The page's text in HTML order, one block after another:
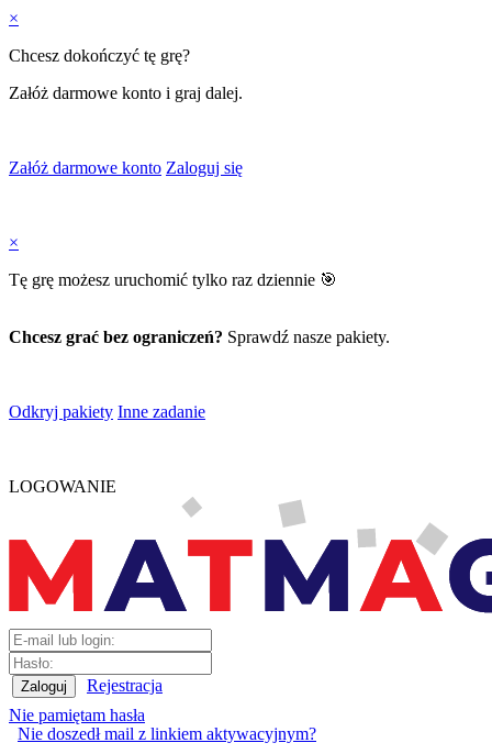
×
Chcesz dokończyć tę grę?
Załóż darmowe konto i graj dalej.
Załóż darmowe konto Zaloguj się
×
Tę grę możesz uruchomić tylko raz dziennie 🎯
Chcesz grać bez ograniczeń? Sprawdź nasze pakiety.
Odkryj pakiety Inne zadanie
LOGOWANIE
Rejestracja
Nie pamiętam hasła
Nie doszedł mail z linkiem aktywacyjnym?